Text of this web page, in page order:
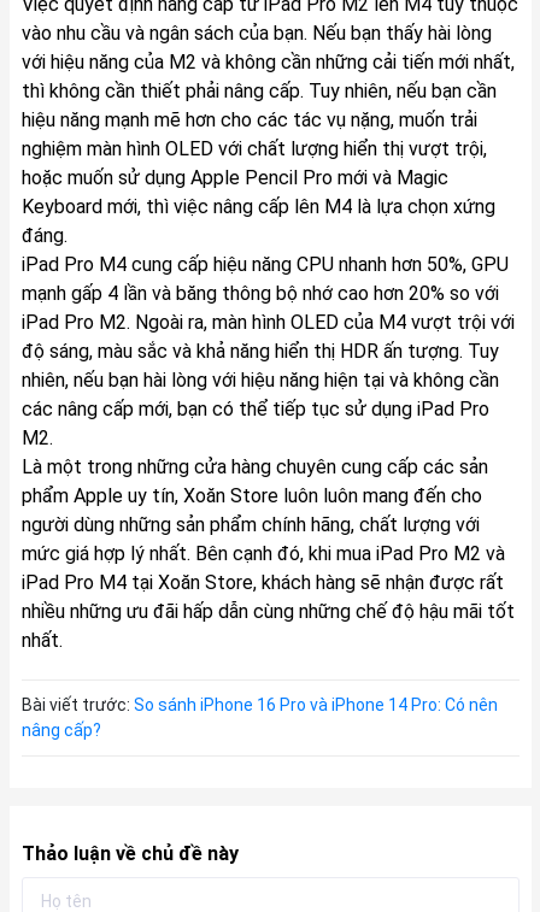
vào nhu cầu và ngân sách của bạn. Nếu bạn thấy hài lòng
với hiệu năng của M2 và không cần những cải tiến mới nhất,
thì không cần thiết phải nâng cấp. Tuy nhiên, nếu bạn cần
hiệu năng mạnh mẽ hơn cho các tác vụ nặng, muốn trải
nghiệm màn hình OLED với chất lượng hiển thị vượt trội,
hoặc muốn sử dụng Apple Pencil Pro mới và Magic
Keyboard mới, thì việc nâng cấp lên M4 là lựa chọn xứng
đáng.
iPad Pro M4 cung cấp hiệu năng CPU nhanh hơn 50%, GPU
mạnh gấp 4 lần và băng thông bộ nhớ cao hơn 20% so với
iPad Pro M2. Ngoài ra, màn hình OLED của M4 vượt trội với
độ sáng, màu sắc và khả năng hiển thị HDR ấn tượng. Tuy
nhiên, nếu bạn hài lòng với hiệu năng hiện tại và không cần
các nâng cấp mới, bạn có thể tiếp tục sử dụng iPad Pro
M2.
Là một trong những cửa hàng chuyên cung cấp các sản
phẩm Apple uy tín, Xoăn Store luôn luôn mang đến cho
người dùng những sản phẩm chính hãng, chất lượng với
mức giá hợp lý nhất. Bên cạnh đó, khi mua iPad Pro M2 và
iPad Pro M4 tại Xoăn Store, khách hàng sẽ nhận được rất
nhiều những ưu đãi hấp dẫn cùng những chế độ hậu mãi tốt
nhất.
Bài viết trước: So sánh iPhone 16 Pro và iPhone 14 Pro: Có nên
nâng cấp?
Thảo luận về chủ đề này